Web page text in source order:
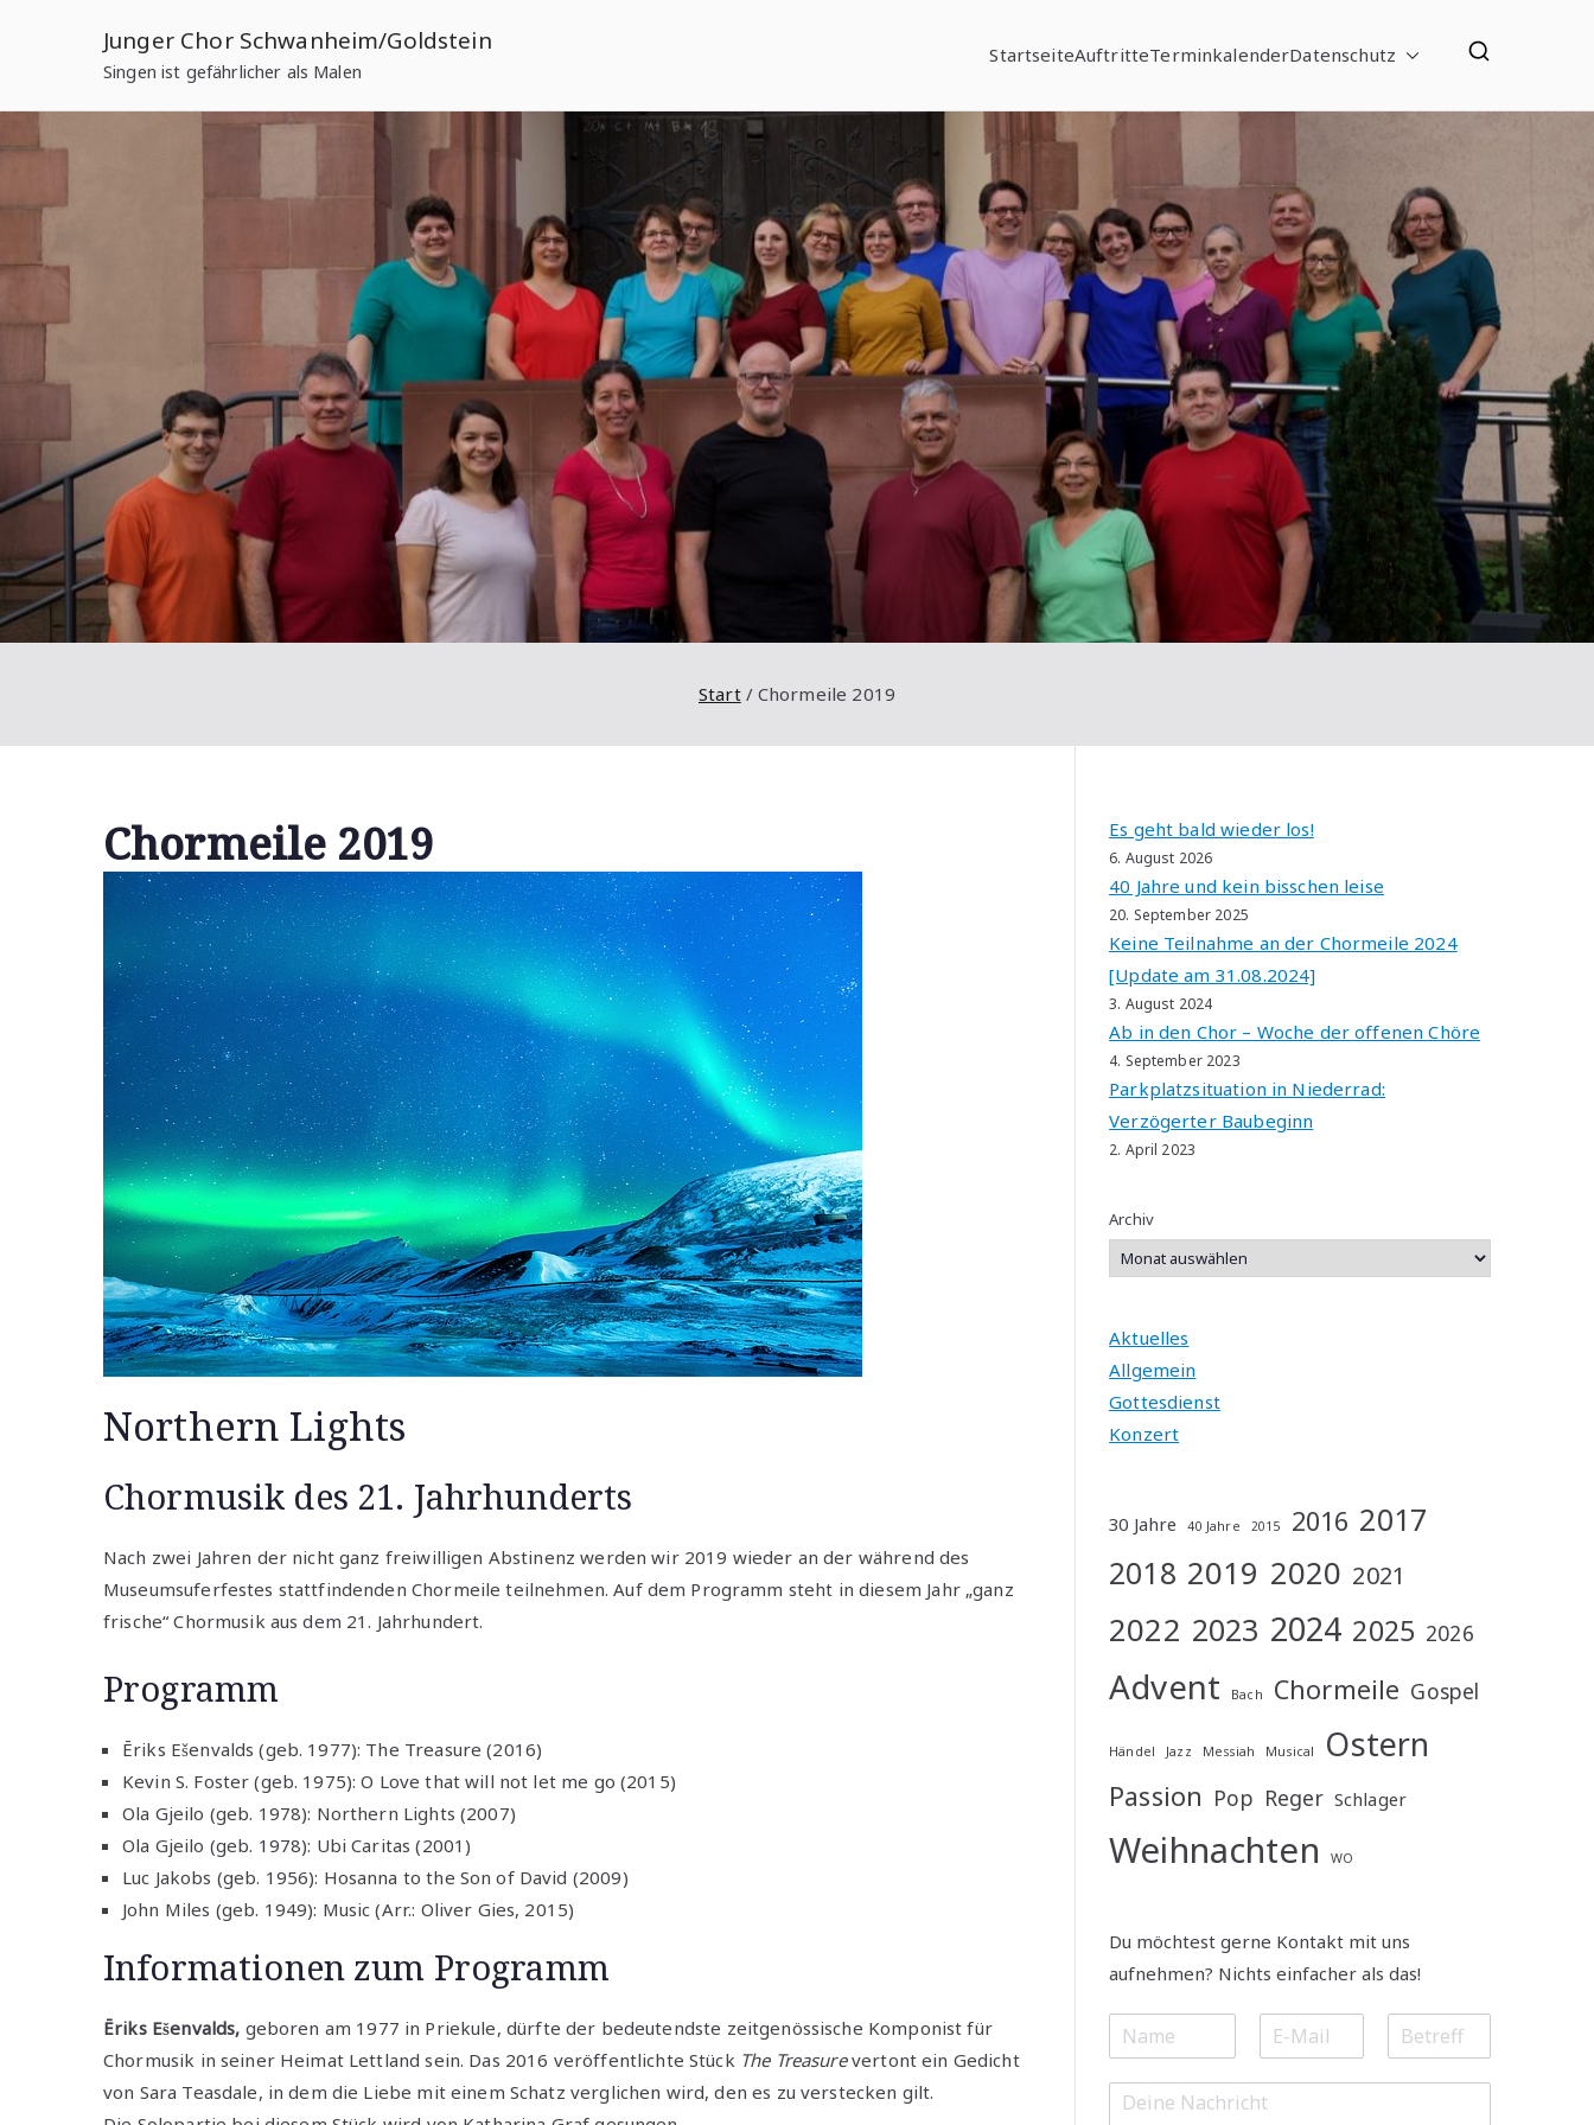
Junger Chor Schwanheim/Goldstein
Singen ist gefährlicher als Malen
StartseiteAuftritteTerminkalenderDatenschutz
Start Chormeile 2019
Chormeile 2019
Northern Lights
Chormusik des 21. Jahrhunderts
Nach zwei Jahren der nicht ganz freiwilligen Abstinenz werden wir 2019 wieder an der während des
Museumsuferfestes stattfindenden Chormeile teilnehmen. Auf dem Programm steht in diesem Jahr „ganz
frische“ Chormusik aus dem 21. Jahrhundert.
Programm
Ēriks Ešenvalds (geb. 1977): The Treasure (2016)
Kevin S. Foster (geb. 1975): O Love that will not let me go (2015)
Ola Gjeilo (geb. 1978): Northern Lights (2007)
Ola Gjeilo (geb. 1978): Ubi Caritas (2001)
Luc Jakobs (geb. 1956): Hosanna to the Son of David (2009)
John Miles (geb. 1949): Music (Arr.: Oliver Gies, 2015)
Informationen zum Programm
Ēriks Ešenvalds, geboren am 1977 in Priekule, dürfte der bedeutendste zeitgenössische Komponist für
Chormusik in seiner Heimat Lettland sein. Das 2016 veröffentlichte Stück The Treasurevertont ein Gedicht
von Sara Teasdale, in dem die Liebe mit einem Schatz verglichen wird, den es zu verstecken gilt.
Es geht bald wieder los!
6. August 2026
40 Jahre und kein bisschen leise
20. September 2025
Keine Teilnahme an der Chormeile 2024
[Update am 31.08.2024]
3. August 2024
Ab in den Chor – Woche der offenen Chöre
4. September 2023
Parkplatzsituation in Niederrad:
Verzögerter Baubeginn
2. April 2023
Archiv
Aktuelles
Allgemein
Gottesdienst
Konzert
30 Jahre 40 Jahre 2015 2016 2017
2018 2019 2020 2021
2022 2023 2024 2025 2026
Advent Bach Chormeile Gospel
Händel Jazz Messiah Musical Ostern
Passion Pop Reger Schlager
Weihnachten WO
Du möchtest gerne Kontakt mit uns
aufnehmen? Nichts einfacher als das!
N
E
m
i
l
S
M